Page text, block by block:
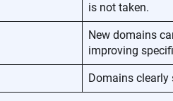
is not taken.
New domains
improving
Domains clearly